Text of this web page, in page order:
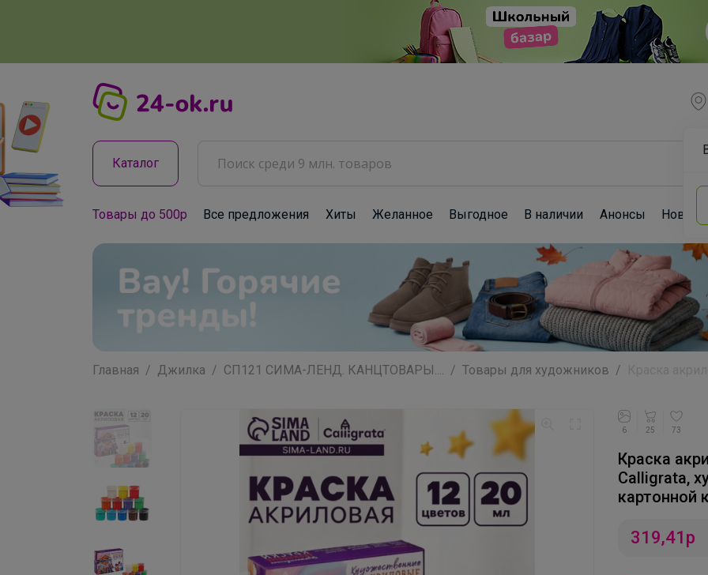
Каталог
Товары до 500р Все предложения Хиты Желанное Выгодное В наличии Анонсы Новости
Главная Джилка СП121 СИМА-ЛЕНД. КАНЦТОВАРЫ.... Товары для художников
6 25 73
Краска
Calligrata,
картонной
319,41 р